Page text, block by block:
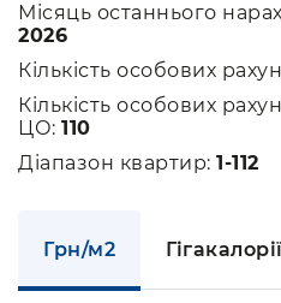
Місяць останнього
2026
Кількість особових
Кількість особових
ЦО: 110
Діапазон квартир: 1-112
Грн/м2 Гігакалорії